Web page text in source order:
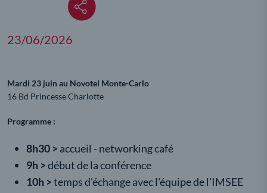
23/06/2026
Mardi 23 juin au Novotel Monte-Carlo
16 Bd Princesse Charlotte
Programme :
8h30 > accueil - networking café
9h >début de la conférence
10h >temps d'échange avec l'équipe de l'IMSEE